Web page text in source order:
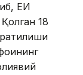
ЕИ
18